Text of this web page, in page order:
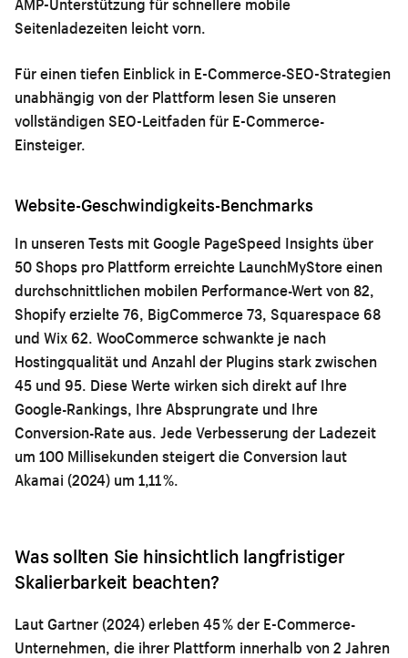
AMP-Unterstützung für schnellere mobile
Seitenladezeiten leicht vorn.
Für einen tiefen Einblick in E-Commerce-SEO-Strategien
unabhängig von der Plattform lesen Sie unseren
vollständigen SEO-Leitfaden für E-Commerce-
Einsteiger.
Website-Geschwindigkeits-Benchmarks
In unseren Tests mit Google PageSpeed Insights über
50 Shops pro Plattform erreichte LaunchMyStore einen
durchschnittlichen mobilen Performance-Wert von 82,
Shopify erzielte 76, BigCommerce 73, Squarespace 68
und Wix 62. WooCommerce schwankte je nach
Hostingqualität und Anzahl der Plugins stark zwischen
45 und 95. Diese Werte wirken sich direkt auf Ihre
Google-Rankings, Ihre Absprungrate und Ihre
Conversion-Rate aus. Jede Verbesserung der Ladezeit
um 100 Millisekunden steigert die Conversion laut
Akamai (2024) um 1,11 %.
Was sollten Sie hinsichtlich langfristiger
Skalierbarkeit beachten?
Laut Gartner (2024) erleben 45 % der E-Commerce-
Unternehmen, die ihrer Plattform innerhalb von 2 Jahren